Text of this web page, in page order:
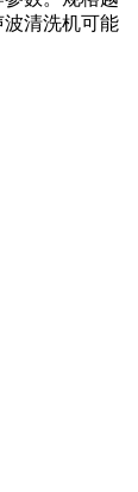
清洗机可能